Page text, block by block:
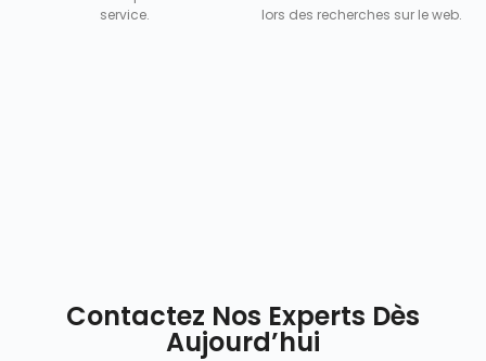
service.
lors des recherches sur le web.
Contactez Nos Experts Dès
Aujourd’hui